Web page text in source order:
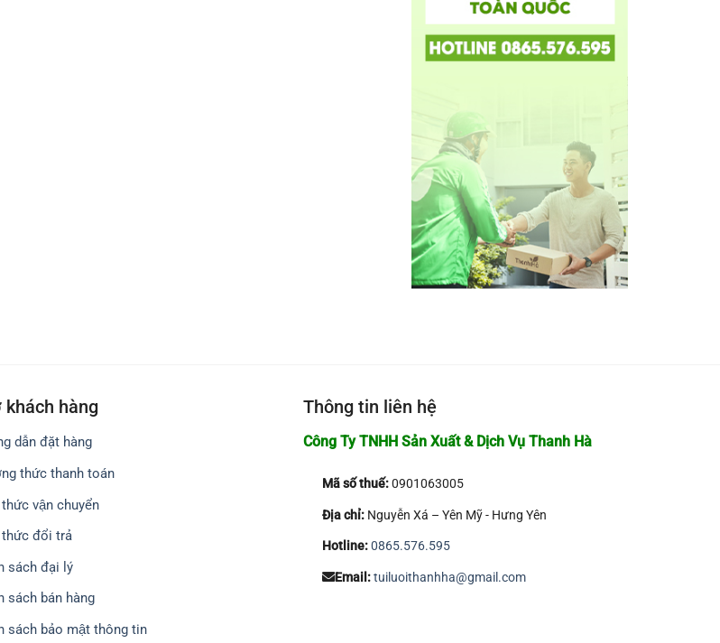
khách hàng
dẫn đặt hàng
thức thanh toán
vận chuyển
thức đổi trả
sách đại lý
sách bán hàng
sách bảo mật thông tin
Thông tin liên hệ
Công Ty TNHH Sản Xuất & Dịch Vụ Thanh Hà
Mã số thuế:0901063005
Địa chỉ:Nguyễn Xá – Yên Mỹ - Hưng Yên
Hotline:0865.576.595
Email:tuiluoithanhha@gmail.com